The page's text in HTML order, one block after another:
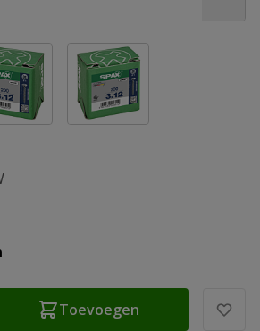
View larger imageView larger image
Toevoegen